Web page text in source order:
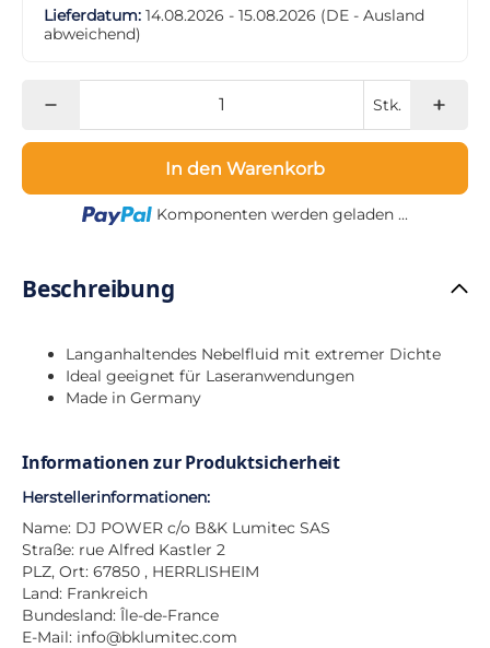
Lieferdatum: 14.08.2026 - 15.08.2026 (DE - Ausland
abweichend)
Stk.
In den Warenkorb
Loading...
Komponenten werden geladen ...
Beschreibung
Langanhaltendes Nebelfluid mit extremer Dichte
Ideal geeignet für Laseranwendungen
Made in Germany
Informationen zur Produktsicherheit
Herstellerinformationen:
Name: DJ POWER c/o B&K Lumitec SAS
Straße: rue Alfred Kastler 2
PLZ, Ort: 67850 , HERRLISHEIM
Land: Frankreich
Bundesland: Île-de-France
E-Mail: info@bklumitec.com